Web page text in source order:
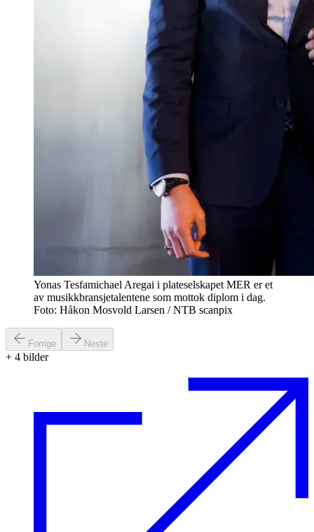
Yonas Tesfamichael Aregai i plateselskapet MER er et
av musikkbransjetalentene som mottok diplom i dag.
Foto: Håkon Mosvold Larsen / NTB scanpix
Forrige Neste
+ 4 bilder